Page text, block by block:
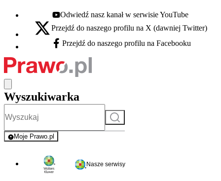
Youtube - otwiera się w nowej karcie
Odwiedź nasz kanał w serwisie YouTube
X - otwiera się w nowej karcie
Przejdź do naszego profilu na X (dawniej Twitter)
Facebook - otwiera się w nowej karcie
Przejdź do naszego profilu na Facebooku
Wyszukiwarka
Szukaj
Moje Prawo.pl
- rejestracja i logowanie do serwisu
Nasze serwisy